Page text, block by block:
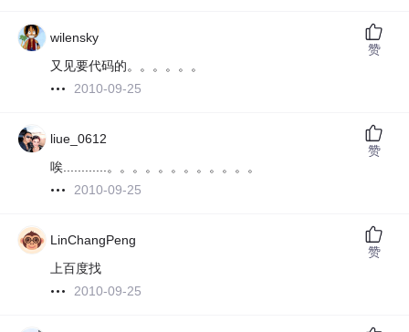
wilensky
又见要代码的。。。。。。
2010-09-25
赞
liue_0612
唉............。。。。。。。。。。。。
2010-09-25
赞
LinChangPeng
上百度找
2010-09-25
赞